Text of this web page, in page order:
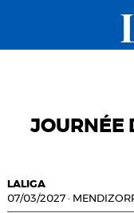
JOURNÉE
LALIGA
07/03/2027 ·